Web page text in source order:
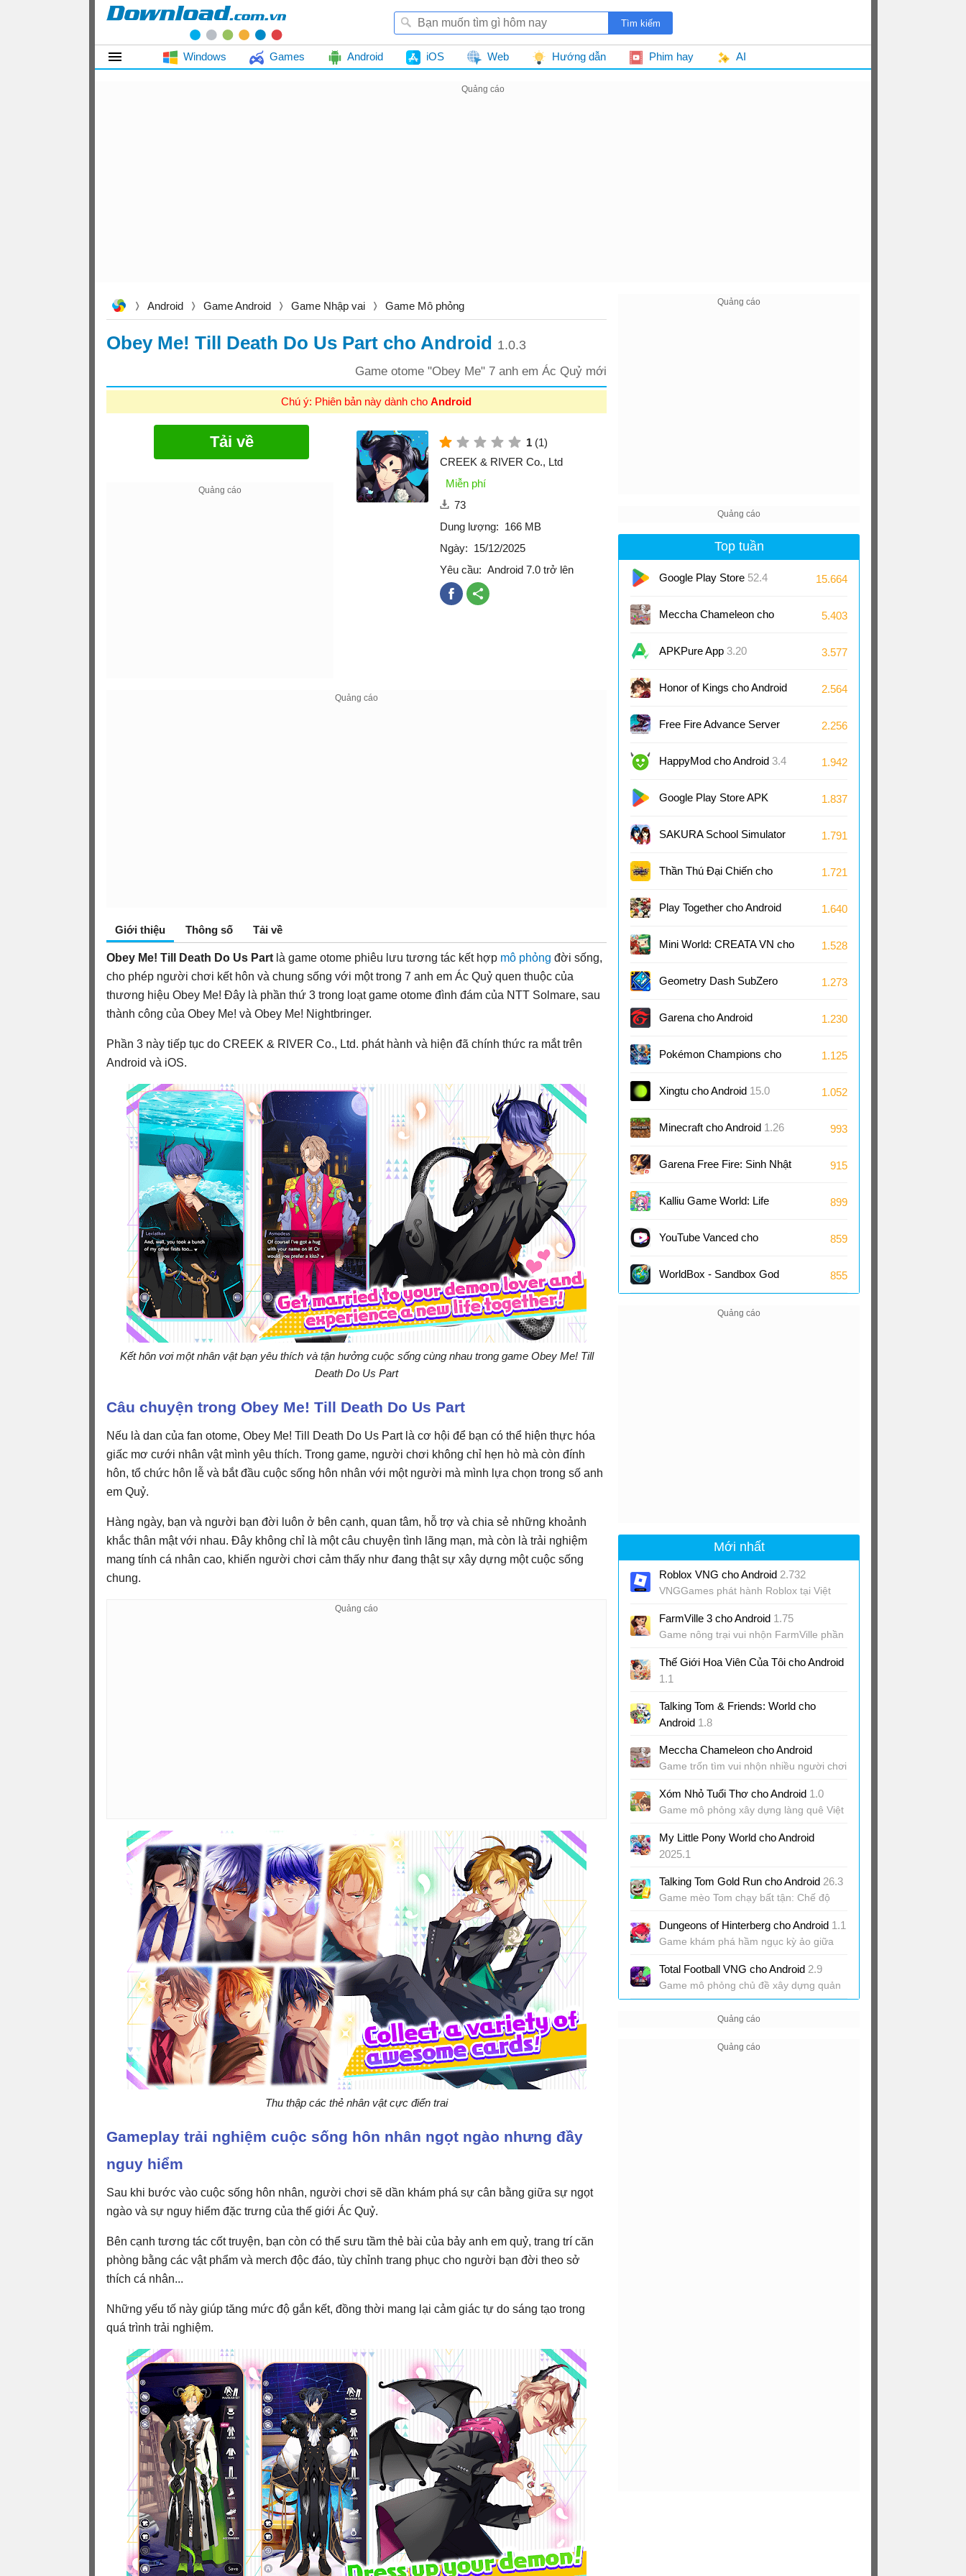
Windows Games Android iOS Web Hướng dẫn Phim hay AI
Android Game Android Game Nhập vai Game Mô phỏng
Obey Me! Till Death Do Us Part cho Android 1.0.3
Game otome "Obey Me" 7 anh em Ác Quỷ mới
Chú ý: Phiên bản này dành cho Android
Tải về 1 (1)
CREEK & RIVER Co., Ltd
Miễn phí
73
Dung lượng: 166 MB
Ngày: 15/12/2025
Yêu cầu: Android 7.0 trở lên
Giới thiệu Thông số Tải về
Obey Me! Till Death Do Us Part là game otome phiêu lưu tương tác kết hợp mô phỏng đời sống,
cho phép người chơi kết hôn và chung sống với một trong 7 anh em Ác Quỷ quen thuộc của
thương hiệu Obey Me! Đây là phần thứ 3 trong loạt game otome đình đám của NTT Solmare, sau
thành công của Obey Me! và Obey Me! Nightbringer.
Phần 3 này tiếp tục do CREEK & RIVER Co., Ltd. phát hành và hiện đã chính thức ra mắt trên
Android và iOS.
Kết hôn vơi một nhân vật bạn yêu thích và tận hưởng cuộc sống cùng nhau trong game Obey Me! Till
Death Do Us Part
Câu chuyện trong Obey Me! Till Death Do Us Part
Nếu là dan của fan otome, Obey Me! Till Death Do Us Part là cơ hội để bạn có thể hiện thực hóa
giấc mơ cưới nhân vật mình yêu thích. Trong game, người chơi không chỉ hẹn hò mà còn đính
hôn, tổ chức hôn lễ và bắt đầu cuộc sống hôn nhân với một người mà mình lựa chọn trong số anh
em Quỷ.
Hàng ngày, bạn và người bạn đời luôn ở bên cạnh, quan tâm, hỗ trợ và chia sẻ những khoảnh
khắc thân mật với nhau. Đây không chỉ là một câu chuyện tình lãng mạn, mà còn là trải nghiệm
mang tính cá nhân cao, khiến người chơi cảm thấy như đang thật sự xây dựng một cuộc sống
chung.
Thu thập các thẻ nhân vật cực điển trai
Gameplay trải nghiệm cuộc sống hôn nhân ngọt ngào nhưng đầy
nguy hiểm
Sau khi bước vào cuộc sống hôn nhân, người chơi sẽ dần khám phá sự cân bằng giữa sự ngọt
ngào và sự nguy hiểm đặc trưng của thế giới Ác Quỷ.
Bên cạnh tương tác cốt truyện, bạn còn có thể sưu tầm thẻ bài của bảy anh em quỷ, trang trí căn
phòng bằng các vật phẩm và merch độc đáo, tùy chỉnh trang phục cho người bạn đời theo sở
thích cá nhân...
Những yếu tố này giúp tăng mức độ gắn kết, đồng thời mang lại cảm giác tự do sáng tạo trong
quá trình trải nghiệm.
Top tuần
Google Play Store 52.4 15.664
Meccha Chameleon cho
Android
5.403
APKPure App 3.20 3.577
Honor of Kings cho Android
11.4
2.564
Free Fire Advance Server
66.53
2.256
HappyMod cho Android 3.4 1.942
Google Play Store APK
(Android TV) 51.8
1.837
SAKURA School Simulator
cho Android 1.048
1.791
Thần Thú Đại Chiến cho
Android
1.721
Play Together cho Android
2.29
1.640
Mini World: CREATA VN cho
Android 1.7
1.528
Geometry Dash SubZero
cho Android 2.2
1.273
Garena cho Android 1.230
Pokémon Champions cho
Android 1.1
1.125
Xingtu cho Android 15.0 1.052
Minecraft cho Android 1.26 993
Garena Free Fire: Sinh Nhật
9 Tuổi cho Android 1.126
915
Kalliu Game World: Life
Story cho Android 8.75
899
YouTube Vanced cho
Android 18.21
859
WorldBox - Sandbox God 855
Mới nhất
Roblox VNG cho Android 2.732
VNGGames phát hành Roblox tại Việt
FarmVille 3 cho Android 1.75
Game nông trại vui nhộn FarmVille phần
Thế Giới Hoa Viên Của Tôi cho Android
1.1
Talking Tom & Friends: World cho
Android 1.8
bạn bè
Meccha Chameleon cho Android
Game trốn tìm vui nhộn nhiều người chơi
Xóm Nhỏ Tuổi Thơ cho Android 1.0
Game mô phỏng xây dựng làng quê Việt
My Little Pony World cho Android
2025.1
Talking Tom Gold Run cho Android 26.3
Game mèo Tom chạy bất tận: Chế độ
Dungeons of Hinterberg cho Android 1.1
Game khám phá hầm ngục kỳ ảo giữa
Total Football VNG cho Android 2.9
Game mô phỏng chủ đề xây dựng quản
lý đội bóng